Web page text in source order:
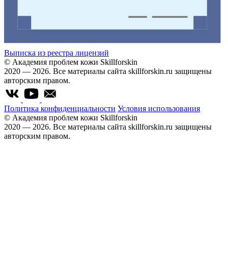
Выписка из реестра лицензий
© Академия проблем кожи Skillforskin
2020 — 2026. Все материалы сайта skillforskin.ru защищены
авторским правом.
Политика конфиденциальности Условия использования
© Академия проблем кожи Skillforskin
2020 — 2026. Все материалы сайта skillforskin.ru защищены
авторским правом.